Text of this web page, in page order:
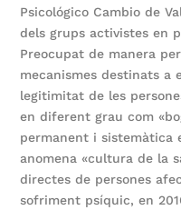
Psicológico Cambio de
dels grups activistes en
Preocupat de manera
mecanismes destinats a
legitimitat de les
en diferent grau com
permanent i sistemàtica
anomena «cultura de la
directes de persones
sofriment psíquic, en